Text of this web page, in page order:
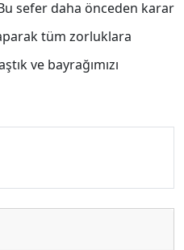
sefer daha önceden karar
tüm zorluklara
ve bayrağımızı